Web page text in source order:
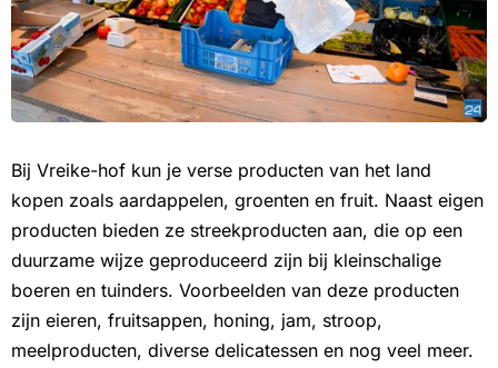
Bij Vreike-hof kun je verse producten van het land
kopen zoals aardappelen, groenten en fruit. Naast eigen
producten bieden ze streekproducten aan, die op een
duurzame wijze geproduceerd zijn bij kleinschalige
boeren en tuinders. Voorbeelden van deze producten
zijn eieren, fruitsappen, honing, jam, stroop,
meelproducten, diverse delicatessen en nog veel meer.